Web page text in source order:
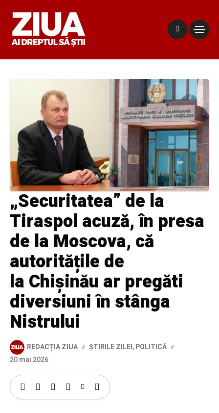
„Securitatea” de la
Tiraspol acuză, în presa
de la Moscova, că
autoritățile de
la Chișinău ar pregăti
diversiuni în stânga
Nistrului
REDACȚIA ZIUA ȘTIRILE ZILEI,POLITICĂ
20 mai 2026